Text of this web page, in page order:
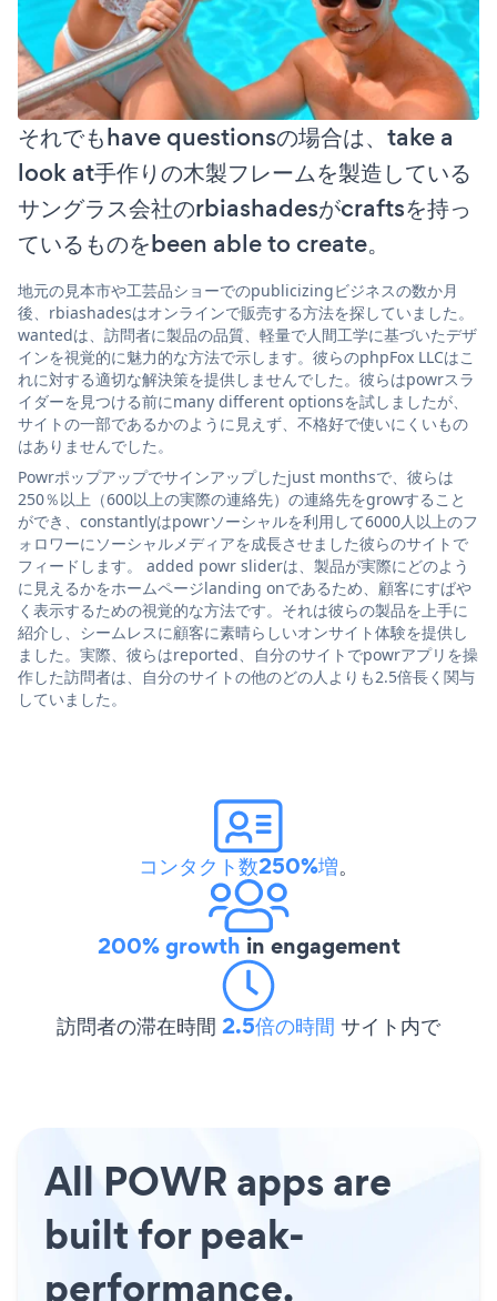
それでもhave questionsの場合は、take a
look at手作りの木製フレームを製造している
サングラス会社のrbiashadesがcraftsを持っ
ているものをbeen able to create。
地元の見本市や工芸品ショーでのpublicizingビジネスの数か月
後、rbiashadesはオンラインで販売する方法を探していました。
wantedは、訪問者に製品の品質、軽量で人間工学に基づいたデザ
インを視覚的に魅力的な方法で示します。彼らのphpFox LLCはこ
れに対する適切な解決策を提供しませんでした。彼らはpowrスラ
イダーを見つける前にmany different optionsを試しましたが、
サイトの一部であるかのように見えず、不格好で使いにくいもの
はありませんでした。
Powrポップアップでサインアップしたjust monthsで、彼らは
250％以上（600以上の実際の連絡先）の連絡先をgrowすること
ができ、constantlyはpowrソーシャルを利用して6000人以上のフ
ォロワーにソーシャルメディアを成長させました彼らのサイトで
フィードします。 added powr sliderは、製品が実際にどのよう
に見えるかをホームページlanding onであるため、顧客にすばや
く表示するための視覚的な方法です。それは彼らの製品を上手に
紹介し、シームレスに顧客に素晴らしいオンサイト体験を提供し
ました。実際、彼らはreported、自分のサイトでpowrアプリを操
作した訪問者は、自分のサイトの他のどの人よりも2.5倍長く関与
していました。
コンタクト数250%増。
200% growth in engagement
訪問者の滞在時間 2.5倍の時間 サイト内で
All POWR apps are
built for peak-
performance.